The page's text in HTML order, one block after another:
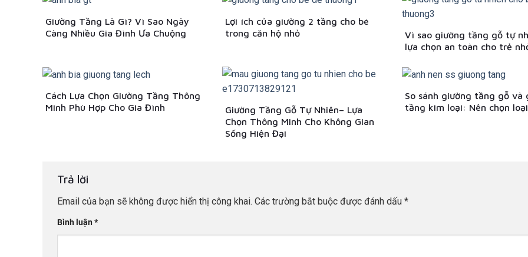
Giường Tầng Là Gì? Vì Sao Ngày
Càng Nhiều Gia Đình Ưa Chuộng
Lợi ích của giường 2 tầng cho bé
trong căn hộ nhỏ
Vì sao giường tầng gỗ tự
lựa chọn an toàn cho trẻ
Cách Lựa Chọn Giường Tầng Thông
Minh Phù Hợp Cho Gia Đình
Giường Tầng Gỗ Tự Nhiên– Lựa
Chọn Thông Minh Cho Không Gian
Sống Hiện Đại
So sánh giường tầng gỗ và
tầng kim loại: Nên chọn
Trả lời
Email của bạn sẽ không được hiển thị công khai. Các trường bắt buộc được đánh dấu *
Bình luận*